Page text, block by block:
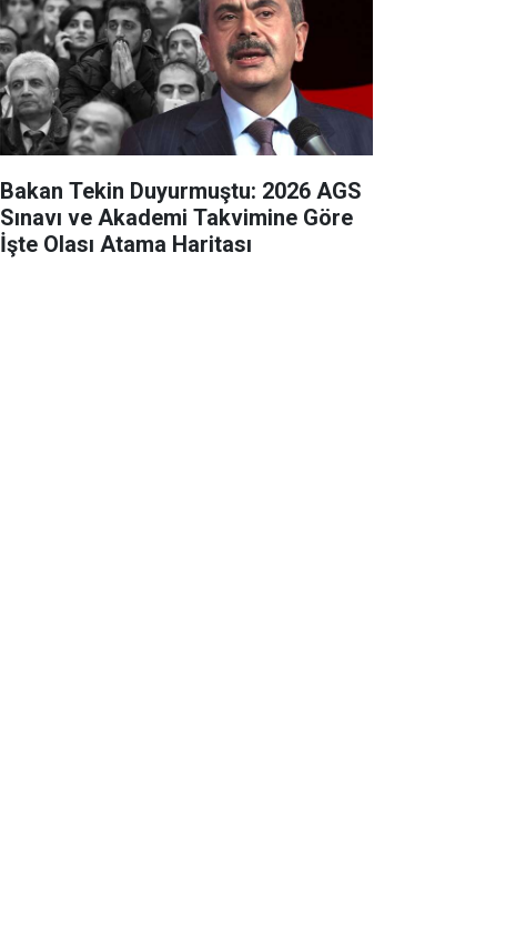
Bakan Tekin Duyurmuştu: 2026 AGS
Sınavı ve Akademi Takvimine Göre
İşte Olası Atama Haritası